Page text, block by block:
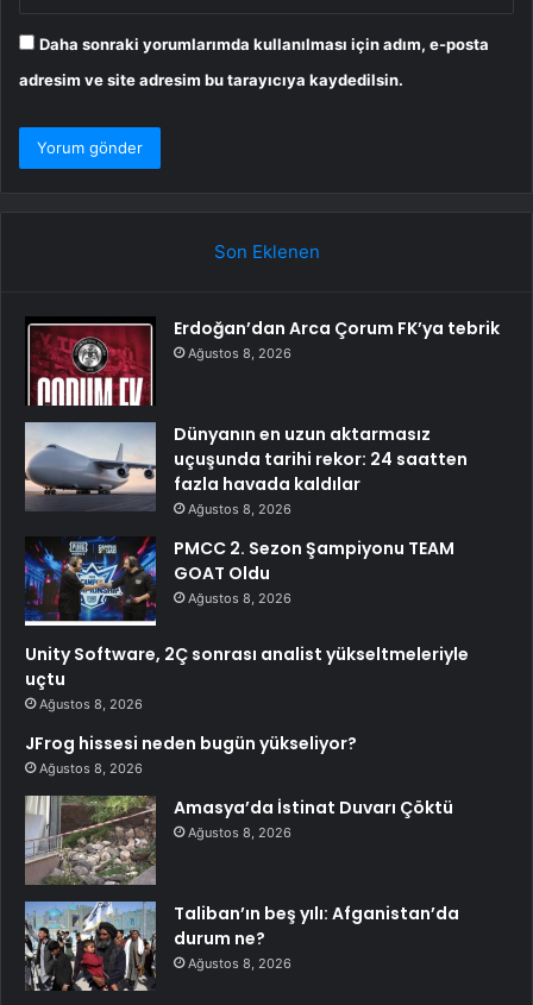
Daha sonraki yorumlarımda kullanılması için adım, e-posta
adresim ve site adresim bu tarayıcıya kaydedilsin.
Son Eklenen
Erdoğan’dan Arca Çorum FK’ya tebrik
Ağustos 8, 2026
Dünyanın en uzun aktarmasız
uçuşunda tarihi rekor: 24 saatten
fazla havada kaldılar
Ağustos 8, 2026
PMCC 2. Sezon Şampiyonu TEAM
GOAT Oldu
Ağustos 8, 2026
Unity Software, 2Ç sonrası analist yükseltmeleriyle
uçtu
Ağustos 8, 2026
JFrog hissesi neden bugün yükseliyor?
Ağustos 8, 2026
Amasya’da İstinat Duvarı Çöktü
Ağustos 8, 2026
Taliban’ın beş yılı: Afganistan’da
durum ne?
Ağustos 8, 2026